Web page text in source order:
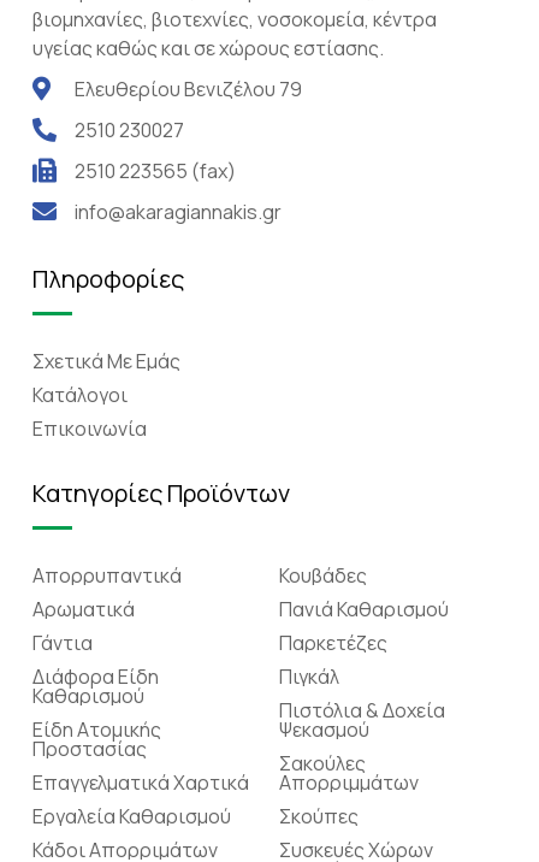
βιομηχανίες, βιοτεχνίες, νοσοκομεία, κέντρα
υγείας καθώς και σε χώρους εστίασης.
Ελευθερίου Βενιζέλου 79
2510 230027
2510 223565 (fax)
info@akaragiannakis.gr
Πληροφορίες
Σχετικά Mε Eμάς
Κατάλογοι
Επικοινωνία
Κατηγορίες Προϊόντων
Απορρυπαντικά
Αρωματικά
Γάντια
Διάφορα Είδη
Καθαρισμού
Είδη Ατομικής
Προστασίας
Επαγγελματικά Χαρτικά
Εργαλεία Καθαρισμού
Κάδοι Απορριμάτων
Κουβάδες
Πανιά Καθαρισμού
Παρκετέζες
Πιγκάλ
Πιστόλια & Δοχεία
Ψεκασμού
Σακούλες
Απορριμμάτων
Σκούπες
Συσκευές Χώρων